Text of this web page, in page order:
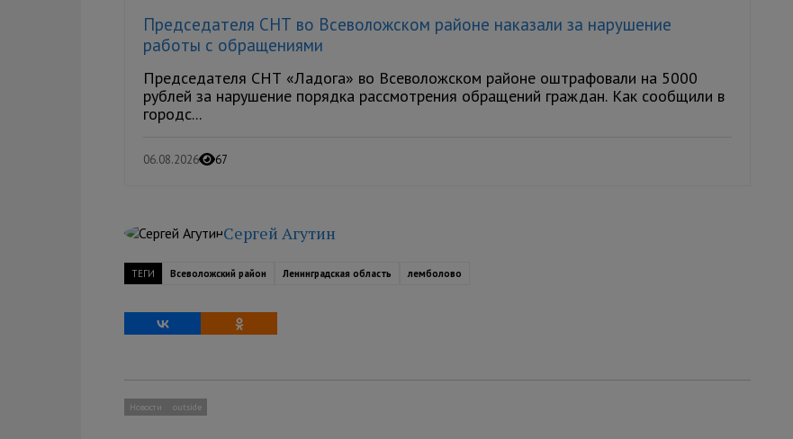
Председателя СНТ во Всеволожском районе наказали за нарушение
работы с обращениями
Председателя СНТ «Ладога» во Всеволожском районе оштрафовали на 5000
рублей за нарушение порядка рассмотрения обращений граждан. Как сообщили в
городс...
06.08.2026 67
Сергей Агутин
ТЕГИ Всеволожский район Ленинградская область лемболово
Новости outside